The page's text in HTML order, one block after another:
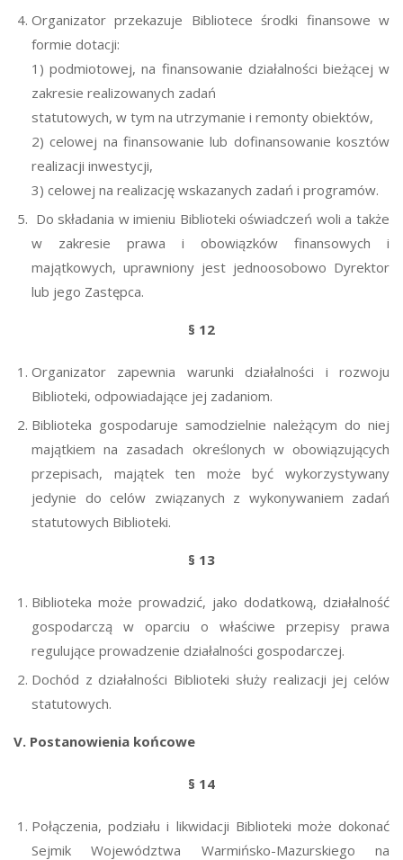
Organizator przekazuje Bibliotece środki finansowe w
formie dotacji:
1) podmiotowej, na finansowanie działalności bieżącej w
zakresie realizowanych zadań
statutowych, w tym na utrzymanie i remonty obiektów,
2) celowej na finansowanie lub dofinansowanie kosztów
realizacji inwestycji,
3) celowej na realizację wskazanych zadań i programów.
Do składania w imieniu Biblioteki oświadczeń woli a także
w zakresie prawa i obowiązków finansowych i
majątkowych, uprawniony jest jednoosobowo Dyrektor
lub jego Zastępca.
§ 12
Organizator zapewnia warunki działalności i rozwoju
Biblioteki, odpowiadające jej zadaniom.
Biblioteka gospodaruje samodzielnie należącym do niej
majątkiem na zasadach określonych w obowiązujących
przepisach, majątek ten może być wykorzystywany
jedynie do celów związanych z wykonywaniem zadań
statutowych Biblioteki.
§ 13
Biblioteka może prowadzić, jako dodatkową, działalność
gospodarczą w oparciu o właściwe przepisy prawa
regulujące prowadzenie działalności gospodarczej.
Dochód z działalności Biblioteki służy realizacji jej celów
statutowych.
V. Postanowienia końcowe
§ 14
Połączenia, podziału i likwidacji Biblioteki może dokonać
Sejmik Województwa Warmińsko-Mazurskiego na